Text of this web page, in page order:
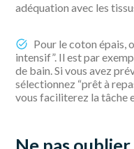
adéquation avec les
Pour le coton épais,
intensif”. Il est par
de bain. Si vous avez
sélectionnez “prêt à
vous faciliterez la tâche
Ne pas